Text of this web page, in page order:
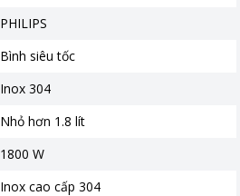
PHILIPS
Bình siêu tốc
Inox 304
Nhỏ hơn 1.8 lít
1800 W
Inox cao cấp 304